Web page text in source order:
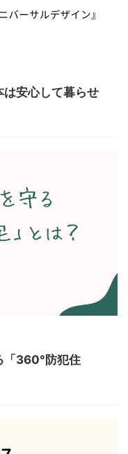
安心して暮らせ
「360°防犯住